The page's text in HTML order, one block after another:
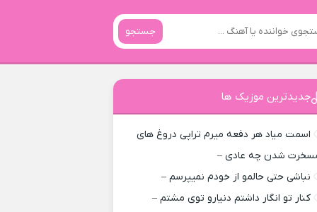
جستجو
جدیدترین موزیک ها
اسمت میاد هر دفعه میرم تراپی دروغ‌ های
شدن چه عادی –
نباشی حتی حالمو از خودم نمیپرسم –
کنار تو انگار داشتم دنیارو توی مشتم –